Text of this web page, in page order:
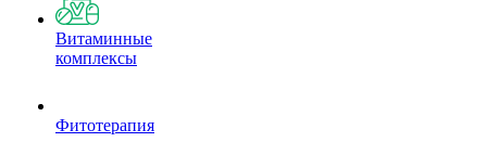
Витаминные
комплексы
Фитотерапия